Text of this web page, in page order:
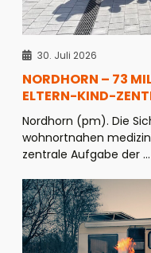
30. Juli 2026
NORDHORN – 73
ELTERN-KIND-
Nordhorn (pm). Die
wohnortnahen
zentrale Aufgabe der ...